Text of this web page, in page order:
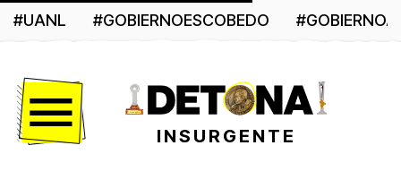
#UANL #GOBIERNOESCOBEDO
INSURGENTE